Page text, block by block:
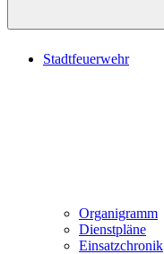
Stadtfeuerwehr
Organigramm
Dienstpläne
Einsatzchronik